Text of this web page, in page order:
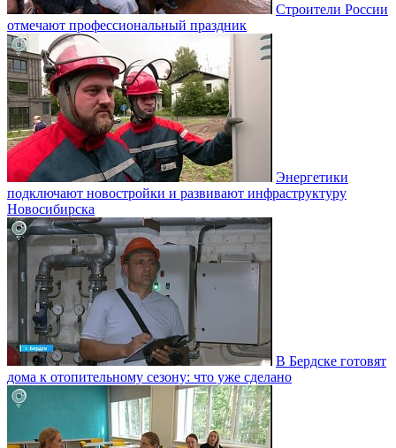
Строители России
отмечают профессиональный праздник
Энергетики
подключают новостройки и развивают инфраструктуру
Новосибирска
В Бердске готовят
дома к отопительному сезону: что уже сделано